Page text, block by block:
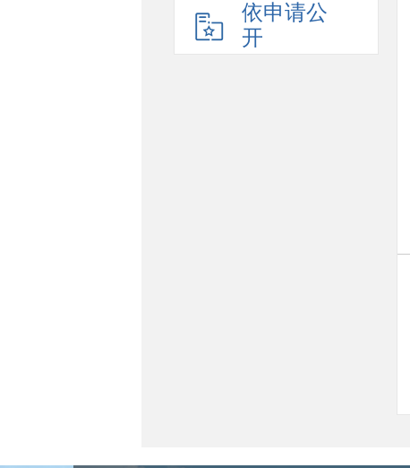
依申请公
开